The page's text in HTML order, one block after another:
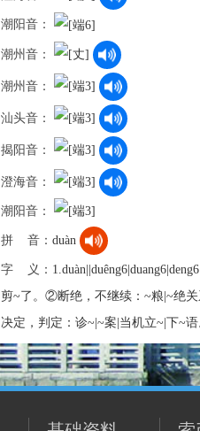
潮阳音：
潮州音：
潮州音：
汕头音：
揭阳音：
澄海音：
潮阳音：
拼 音： duàn
字 义：
剪~了。②断绝，不继续：~粮|~绝关
决定，判定：诊~|~案|当机立~|下~